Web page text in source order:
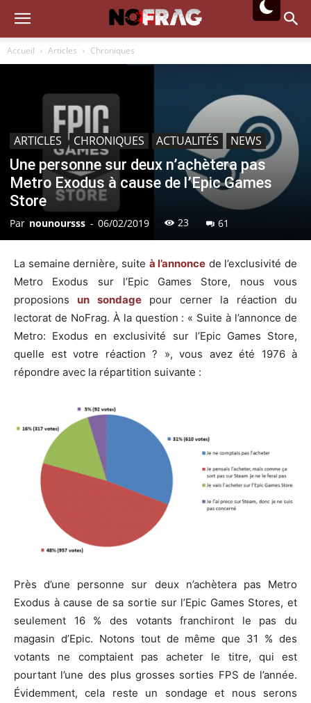
Accueil Articles Chroniques
ARTICLES CHRONIQUES ACTUALITÉS NEWS
Une personne sur deux n’achètera pas
Metro Exodus à cause de l’Epic Games
Store
Par nounoursss - 06/02/2019 23 61
La semaine dernière, suite à l’annonce de l’exclusivité de
Metro Exodus sur l’Epic Games Store, nous vous
proposions un sondagepour cerner la réaction du
lectorat de NoFrag. À la question : « Suite à l’annonce de
Metro: Exodus en exclusivité sur l’Epic Games Store,
quelle est votre réaction ? », vous avez été 1976 à
répondre avec la répartition suivante :
Près d’une personne sur deux n’achètera pas Metro
Exodus à cause de sa sortie sur l’Epic Games Stores, et
seulement 16 % des votants franchiront le pas du
magasin d’Epic. Notons tout de même que 31 % des
votants ne comptaient pas acheter le titre, qui est
pourtant l’une des plus grosses sorties FPS de l’année.
Évidemment, cela reste un sondage et nous serons